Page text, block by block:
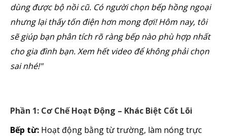
dùng được bộ nồi cũ. Có người chọn bếp hồng ngoại
nhưng lại thấy tốn điện hơn mong đợi! Hôm nay, tôi
sẽ giúp bạn phân tích rõ ràng bếp nào phù hợp nhất
cho gia đình bạn. Xem hết video để không phải chọn
sai nhé!"
Phần 1: Cơ Chế Hoạt Động – Khác Biệt Cốt Lõi
Bếp từ: Hoạt động bằng từ trường, làm nóng trực